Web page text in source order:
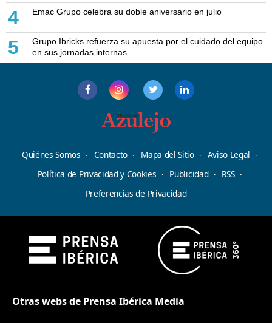
4 Emac Grupo celebra su doble aniversario en julio
5
Grupo Ibricks refuerza su apuesta por el cuidado del equipo
en sus jornadas internas
Quiénes Somos Contacto Mapa del Sitio
Aviso Legal
Política de Privacidad y Cookies
Publicidad
RSS
Preferencias de Privacidad
Otras webs de Prensa Ibérica Media